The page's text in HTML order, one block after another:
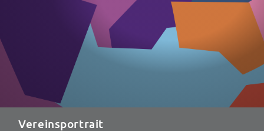
Vereinsportrait